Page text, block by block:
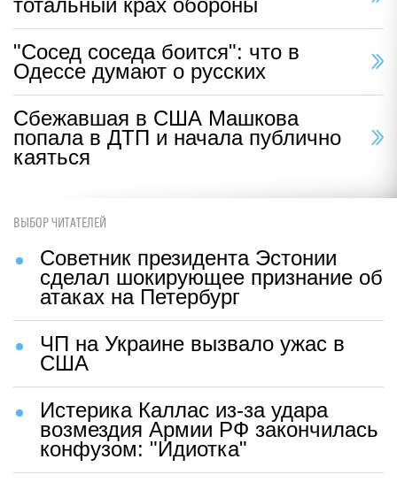
тотальный крах обороны
"Сосед соседа боится": что в
Одессе думают о русских
Сбежавшая в США Машкова
попала в ДТП и начала публично
каяться
ВЫБОР ЧИТАТЕЛЕЙ
Советник президента Эстонии
сделал шокирующее признание об
атаках на Петербург
ЧП на Украине вызвало ужас в
США
Истерика Каллас из-за удара
возмездия Армии РФ закончилась
конфузом: "Идиотка"